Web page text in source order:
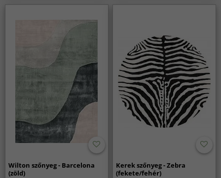
Wilton szőnyeg - Barcelona
(zöld)
Kerek szőnyeg - Zebra
(fekete/fehér)